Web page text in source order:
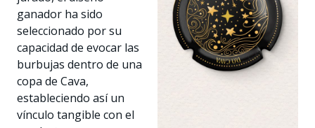
ganador ha sido
seleccionado por su
capacidad de evocar las
burbujas dentro de una
copa de Cava,
estableciendo así un
vínculo tangible con el